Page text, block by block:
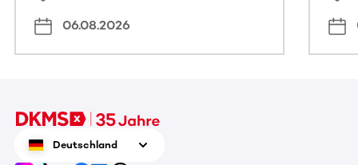
06.08.2026
Deutschland